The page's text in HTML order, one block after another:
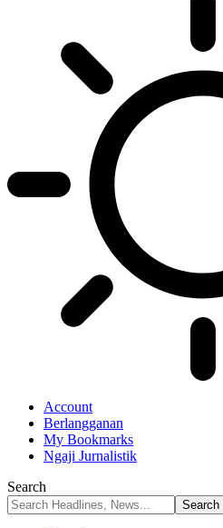
Account
Berlangganan
My Bookmarks
Ngaji Jurnalistik
Search